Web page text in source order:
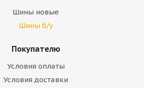
Шины новые
Шины б/у
Покупателю
Условия оплаты
Условия доставки